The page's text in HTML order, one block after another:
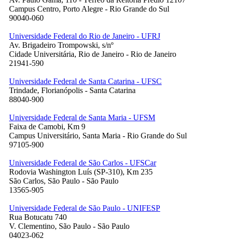
Campus Centro, Porto Alegre - Rio Grande do Sul
90040-060
Universidade Federal do Rio de Janeiro - UFRJ
Av. Brigadeiro Trompowski, s/nº
Cidade Universitária, Rio de Janeiro - Rio de Janeiro
21941-590
Universidade Federal de Santa Catarina - UFSC
Trindade, Florianópolis - Santa Catarina
88040-900
Universidade Federal de Santa Maria - UFSM
Faixa de Camobi, Km 9
Campus Universitário, Santa Maria - Rio Grande do Sul
97105-900
Universidade Federal de São Carlos - UFSCar
Rodovia Washington Luís (SP-310), Km 235
São Carlos, São Paulo - São Paulo
13565-905
Universidade Federal de São Paulo - UNIFESP
Rua Botucatu 740
V. Clementino, São Paulo - São Paulo
04023-062